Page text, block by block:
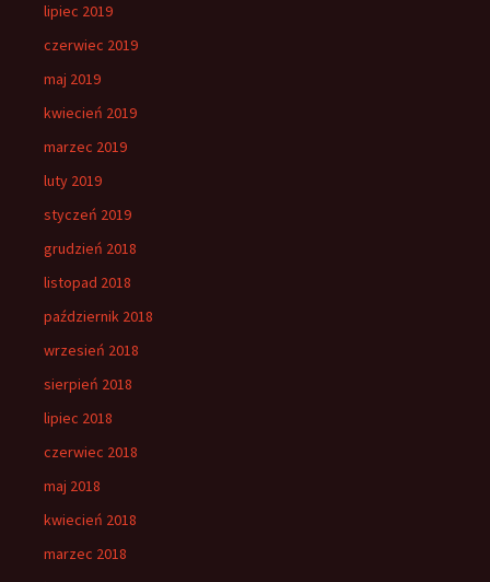
lipiec 2019
czerwiec 2019
maj 2019
kwiecień 2019
marzec 2019
luty 2019
styczeń 2019
grudzień 2018
listopad 2018
październik 2018
wrzesień 2018
sierpień 2018
lipiec 2018
czerwiec 2018
maj 2018
kwiecień 2018
marzec 2018